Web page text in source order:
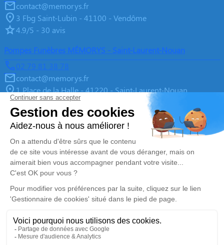
contact@memorys.fr
3 Fbg Saint-Lubin - 41100 - Vendôme
4.9/5 - 30 avis
Pompes Funèbres MÉMORYS - Saint-Laurent-Nouan
02 79 81 38 78
contact@memorys.fr
1 Place de la Halle - 41220 - Saint-Laurent-Nouan
4.9/5 - 10 avis
Pompes Funèbres MEMORYS à Blois
02 55 02 46 67
contact@memorys.fr
3 Boulevard de l'Industrie - 41000 - Blois
5/5 - 81 avis
Nos Services
Organiser des Obsèques
Démarches Post Obsèques
Liens utiles
À propos de Memorys
agence